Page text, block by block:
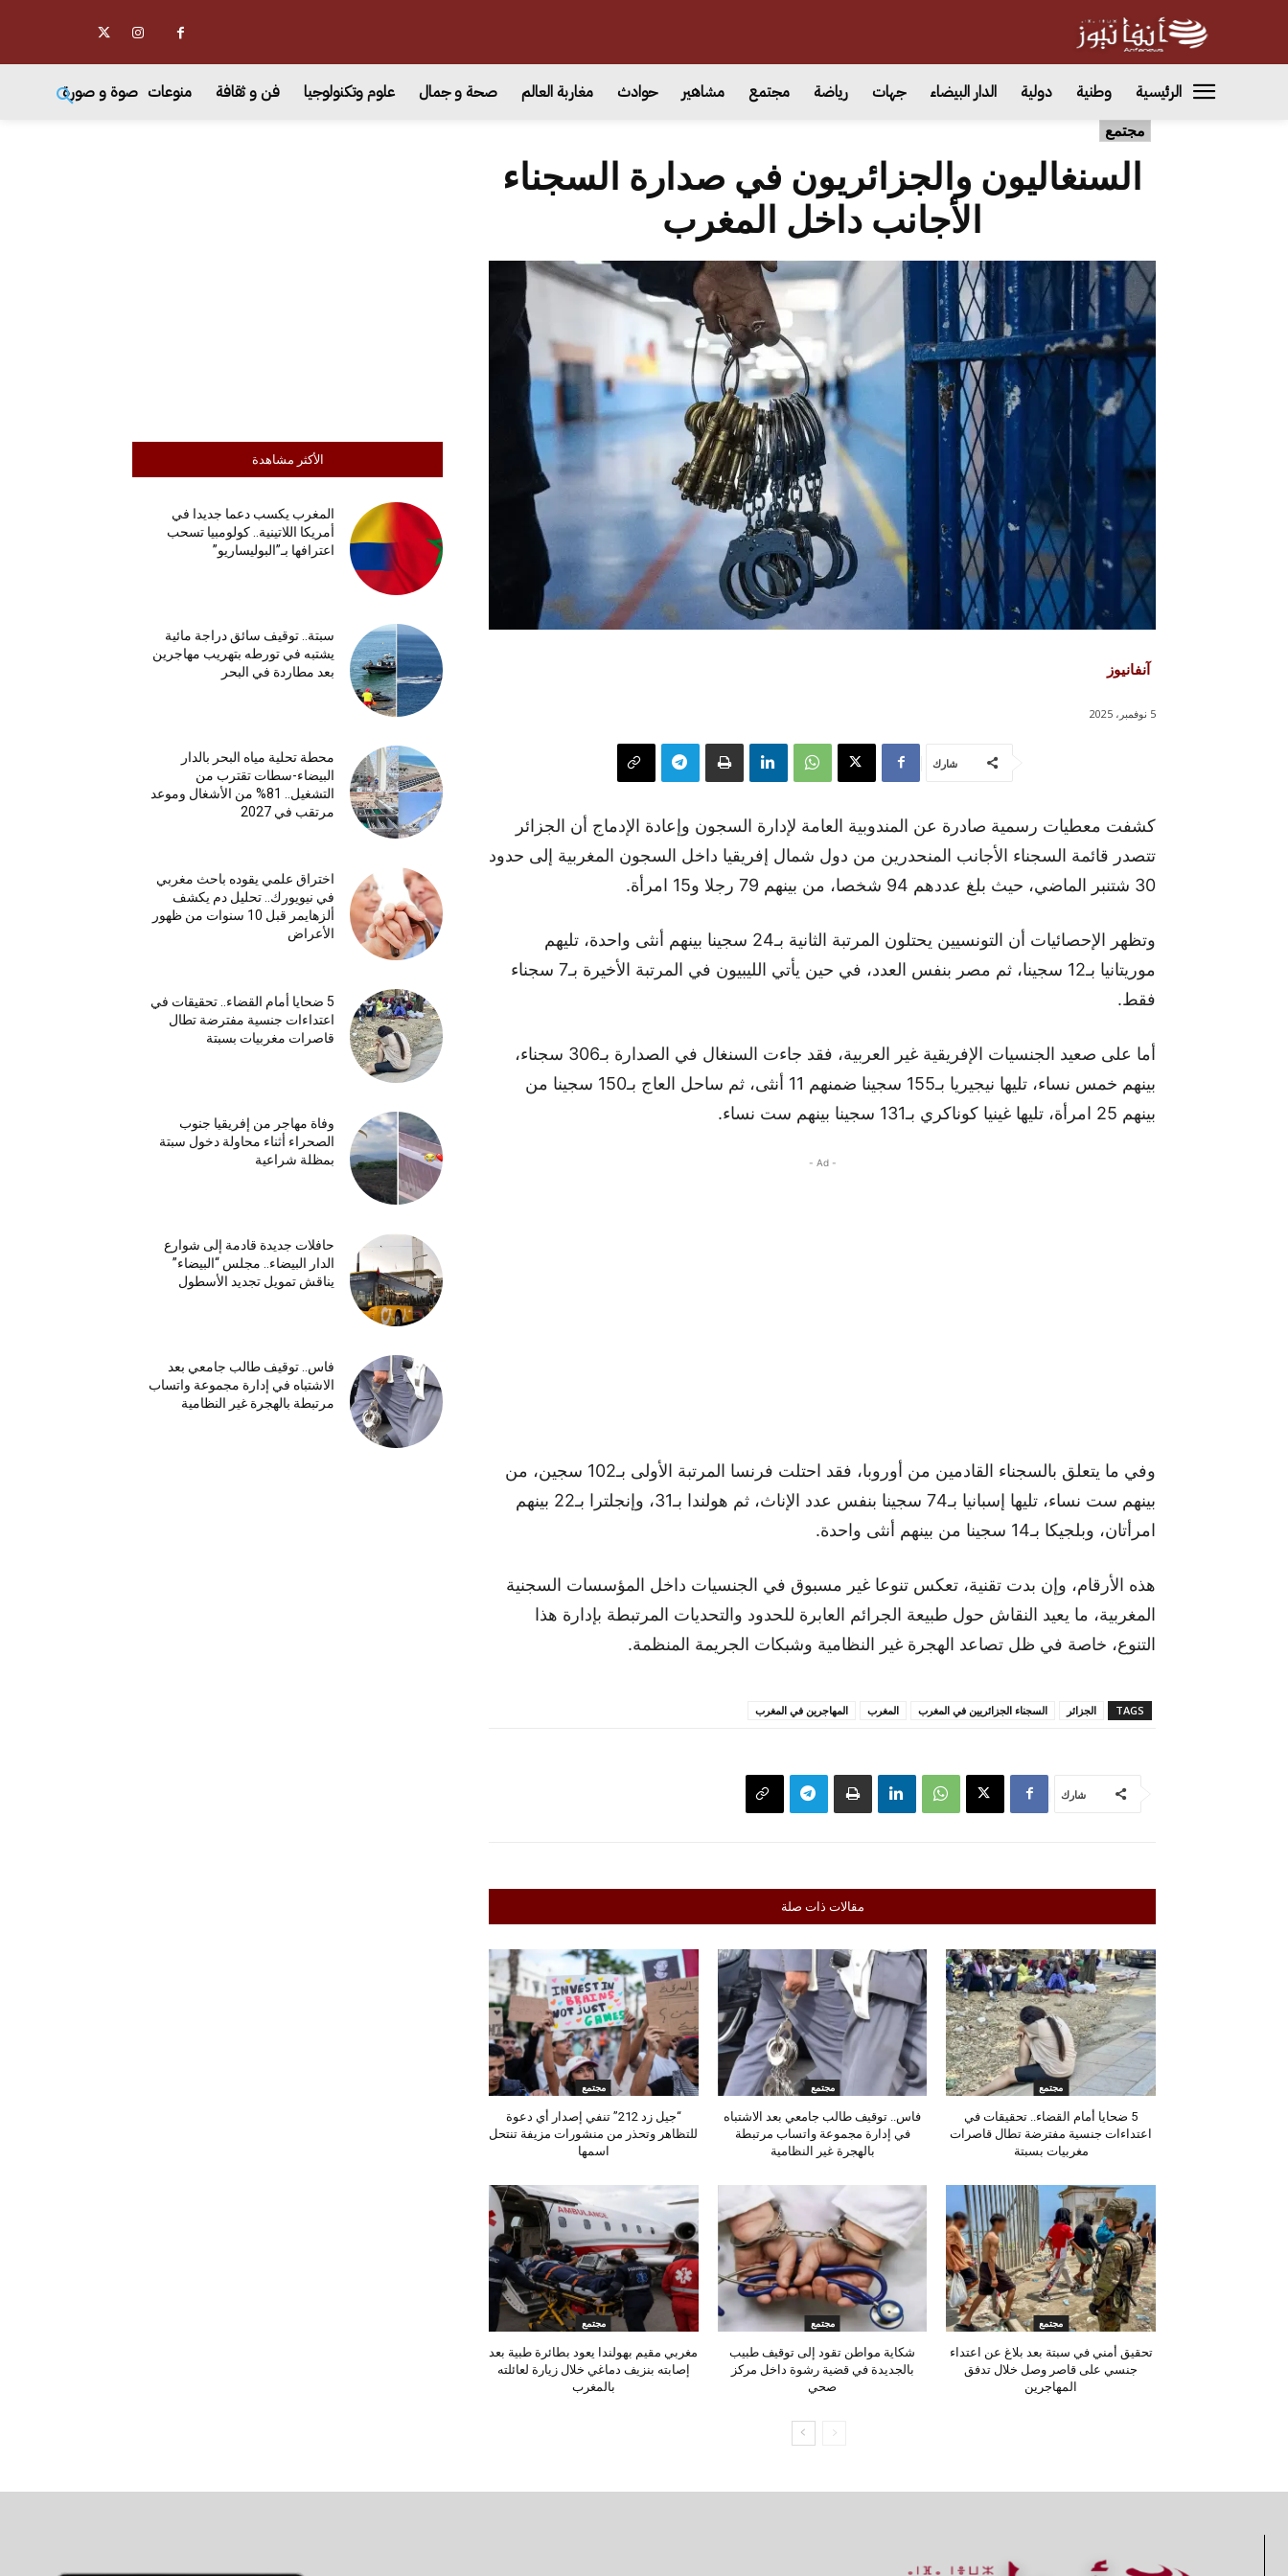
الرئيسية وطنية دولية الدار البيضاء جهات رياضة مجتمع مشاهير حوادث مغاربة العالم صحة و جمال علوم وتكنولوجيا فن و ثقافة منوعات صوة و صورة
مجتمع
الأكثر مشاهدة
المغرب يكسب دعما جديدا في
أمريكا اللاتينية.. كولومبيا تسحب
اعترافها بـ”البوليساريو”
سبتة.. توقيف سائق دراجة مائية
يشتبه في تورطه بتهريب مهاجرين
بعد مطاردة في البحر
محطة تحلية مياه البحر بالدار
البيضاء-سطات تقترب من
التشغيل.. 81% من الأشغال وموعد
مرتقب في 2027
اختراق علمي يقوده باحث مغربي
في نيويورك.. تحليل دم يكشف
ألزهايمر قبل 10 سنوات من ظهور
الأعراض
5 ضحايا أمام القضاء.. تحقيقات في
اعتداءات جنسية مفترضة تطال
قاصرات مغربيات بسبتة
وفاة مهاجر من إفريقيا جنوب
الصحراء أثناء محاولة دخول سبتة
بمظلة شراعية
حافلات جديدة قادمة إلى شوارع
الدار البيضاء.. مجلس “البيضاء”
يناقش تمويل تجديد الأسطول
فاس.. توقيف طالب جامعي بعد
الاشتباه في إدارة مجموعة واتساب
مرتبطة بالهجرة غير النظامية
السنغاليون والجزائريون في صدارة السجناء
الأجانب داخل المغرب
آنفانيوز
5 نوفمبر، 2025
شارك
كشفت معطيات رسمية صادرة عن المندوبية العامة لإدارة السجون وإعادة الإدماج أن الجزائر
تتصدر قائمة السجناء الأجانب المنحدرين من دول شمال إفريقيا داخل السجون المغربية إلى حدود
30 شتنبر الماضي، حيث بلغ عددهم 94 شخصا، من بينهم 79 رجلا و15 امرأة.
وتظهر الإحصائيات أن التونسيين يحتلون المرتبة الثانية بـ24 سجينا بينهم أنثى واحدة، تليهم
موريتانيا بـ12 سجينا، ثم مصر بنفس العدد، في حين يأتي الليبيون في المرتبة الأخيرة بـ7 سجناء
فقط.
أما على صعيد الجنسيات الإفريقية غير العربية، فقد جاءت السنغال في الصدارة بـ306 سجناء،
بينهم خمس نساء، تليها نيجيريا بـ155 سجينا ضمنهم 11 أنثى، ثم ساحل العاج بـ150 سجينا من
بينهم 25 امرأة، تليها غينيا كوناكري بـ131 سجينا بينهم ست نساء.
- Ad -
وفي ما يتعلق بالسجناء القادمين من أوروبا، فقد احتلت فرنسا المرتبة الأولى بـ102 سجين، من
بينهم ست نساء، تليها إسبانيا بـ74 سجينا بنفس عدد الإناث، ثم هولندا بـ31، وإنجلترا بـ22 بينهم
امرأتان، وبلجيكا بـ14 سجينا من بينهم أنثى واحدة.
هذه الأرقام، وإن بدت تقنية، تعكس تنوعا غير مسبوق في الجنسيات داخل المؤسسات السجنية
المغربية، ما يعيد النقاش حول طبيعة الجرائم العابرة للحدود والتحديات المرتبطة بإدارة هذا
التنوع، خاصة في ظل تصاعد الهجرة غير النظامية وشبكات الجريمة المنظمة.
TAGS الجزائر السجناء الجزائريين في المغرب المغرب المهاجرين في المغرب
شارك
مقالات ذات صلة
مجتمع
5 ضحايا أمام القضاء.. تحقيقات في
اعتداءات جنسية مفترضة تطال قاصرات
مغربيات بسبتة
مجتمع
فاس.. توقيف طالب جامعي بعد الاشتباه
في إدارة مجموعة واتساب مرتبطة
بالهجرة غير النظامية
مجتمع
“جيل زد 212” تنفي إصدار أي دعوة
للتظاهر وتحذر من منشورات مزيفة تنتحل
اسمها
مجتمع
تحقيق أمني في سبتة بعد بلاغ عن اعتداء
جنسي على قاصر وصل خلال تدفق
المهاجرين
مجتمع
شكاية مواطن تقود إلى توقيف طبيب
بالجديدة في قضية رشوة داخل مركز
صحي
مجتمع
مغربي مقيم بهولندا يعود بطائرة طبية بعد
إصابته بنزيف دماغي خلال زيارة لعائلته
بالمغرب